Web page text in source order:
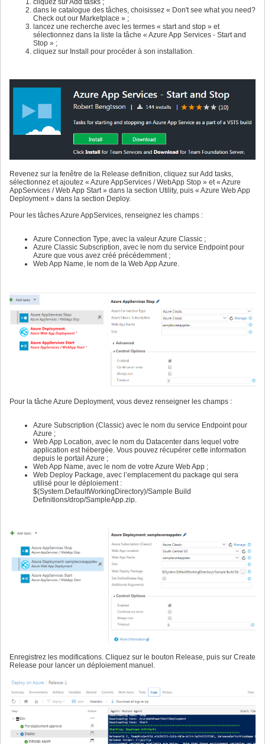
cliquez sur Add tasks ;
dans le catalogue des tâches, choisissez « Don't see what you need?
Check out our Marketplace » ;
lancez une recherche avec les termes « start and stop » et
sélectionnez dans la liste la tâche « Azure App Services - Start and
Stop » ;
cliquez sur Install pour procéder à son installation.
Revenez sur la fenêtre de la Release definition, cliquez sur Add tasks,
sélectionnez et ajoutez « Azure AppServices / WebApp Stop » et « Azure
AppServices / Web App Start » dans la section Utility, puis « Azure Web App
Deployment » dans la section Deploy.
Pour les tâches Azure AppServices, renseignez les champs :
Azure Connection Type, avec la valeur Azure Classic ;
Azure Classic Subscription, avec le nom du service Endpoint pour
Azure que vous avez créé précédemment ;
Web App Name, le nom de la Web App Azure.
Pour la tâche Azure Deployment, vous devez renseigner les champs :
Azure Subscription (Classic) avec le nom du service Endpoint pour
Azure ;
Web App Location, avec le nom du Datacenter dans lequel votre
application est hébergée. Vous pouvez récupérer cette information
depuis le portail Azure ;
Web App Name, avec le nom de votre Azure Web App ;
Web Deploy Package, avec l’emplacement du package qui sera
utilisé pour le déploiement :
$(System.DefaultWorkingDirectory)/Sample Build
Definitions/drop/SampleApp.zip.
Enregistrez les modifications. Cliquez sur le bouton Release, puis sur Create
Release pour lancer un déploiement manuel.